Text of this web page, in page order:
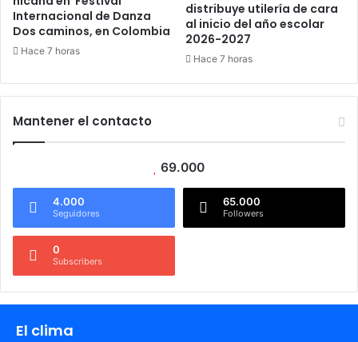
Internacional de Danza
Dos caminos, en Colombia
Hace 7 horas
distribuye utilería de cara
al inicio del año escolar
2026-2027
Hace 7 horas
Mantener el contacto
69.000
4.000
Seguidores
65.000
Followers
0
Subscribers
El clima